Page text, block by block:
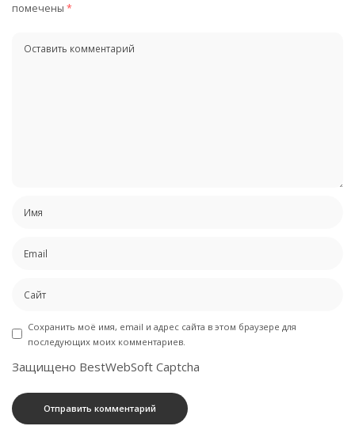
помечены *
Сохранить моё имя, email и адрес сайта в этом браузере для
последующих моих комментариев.
Защищено BestWebSoft Captcha